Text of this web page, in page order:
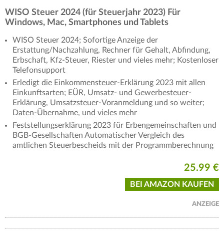
WISO Steuer 2024 (für Steuerjahr 2023) Für
Windows, Mac, Smartphones und Tablets
WISO Steuer 2024; Sofortige Anzeige der
Erstattung/Nachzahlung, Rechner für Gehalt, Abfindung,
Erbschaft, Kfz-Steuer, Riester und vieles mehr; Kostenloser
Telefonsupport
Erledigt die Einkommensteuer-Erklärung 2023 mit allen
Einkunftsarten; EÜR, Umsatz- und Gewerbesteuer-
Erklärung, Umsatzsteuer-Voranmeldung und so weiter;
Daten-Übernahme, und vieles mehr
Feststellungserklärung 2023 für Erbengemeinschaften und
BGB-Gesellschaften Automatischer Vergleich des
amtlichen Steuerbescheids mit der Programmberechnung
25.99 €
BEI AMAZON KAUFEN
ANZEIGE